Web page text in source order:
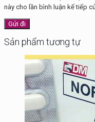
này cho lần bình luận kế tiếp
Sản phẩm tương tự